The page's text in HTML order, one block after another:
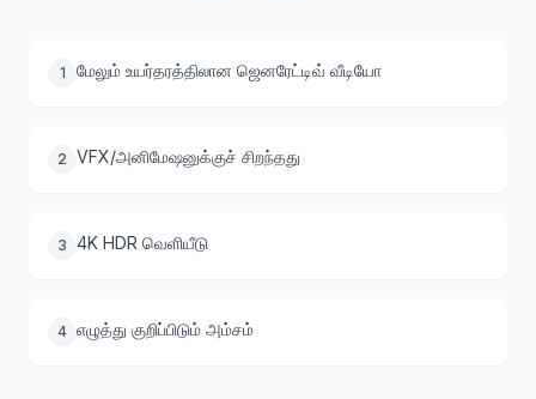
1 மேலும் உயர்தரத்திலான ஜெனரேட்டிவ் வீடியோ
2 VFX/அனிமேஷனுக்குச் சிறந்தது
3 4K HDR வெளியீடு
4 எழுத்து குறிப்பிடும் அம்சம்